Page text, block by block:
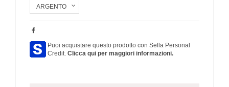
Puoi acquistare questo prodotto con Sella Personal
Credit. Clicca qui per maggiori informazioni.